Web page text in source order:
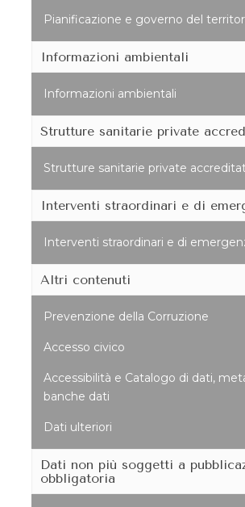
Pianificazione e governo del
Informazioni ambientali
Informazioni ambientali
Strutture sanitarie private
Strutture sanitarie private
Interventi straordinari e di
Interventi straordinari e di
Altri contenuti
Prevenzione della Corruzione
Accesso civico
Accessibilità e Catalogo di dati,
banche dati
Dati ulteriori
Dati non più soggetti a
obbligatoria